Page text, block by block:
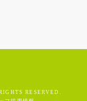
RESERVED.